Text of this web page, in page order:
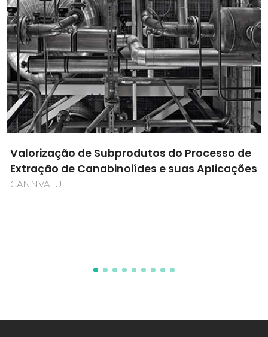
Desenvolvimento de transportadores
azacalix(hetero)arenos para mediação do
fluxo de aniões através de membranas: uma